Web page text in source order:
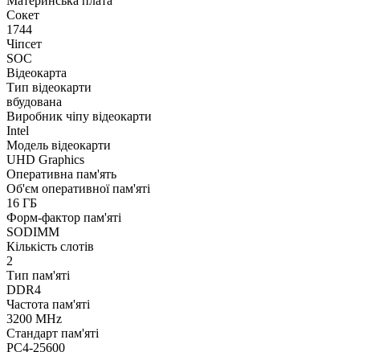
Сокет
1744
Чіпсет
SOC
Відеокарта
Тип відеокарти
вбудована
Виробник чіпу відеокарти
Intel
Модель відеокарти
UHD Graphics
Оперативна пам'ять
Об'єм оперативної пам'яті
16 ГБ
Форм-фактор пам'яті
SODIMM
Кількість слотів
2
Тип пам'яті
DDR4
Частота пам'яті
3200 MHz
Стандарт пам'яті
PC4-25600